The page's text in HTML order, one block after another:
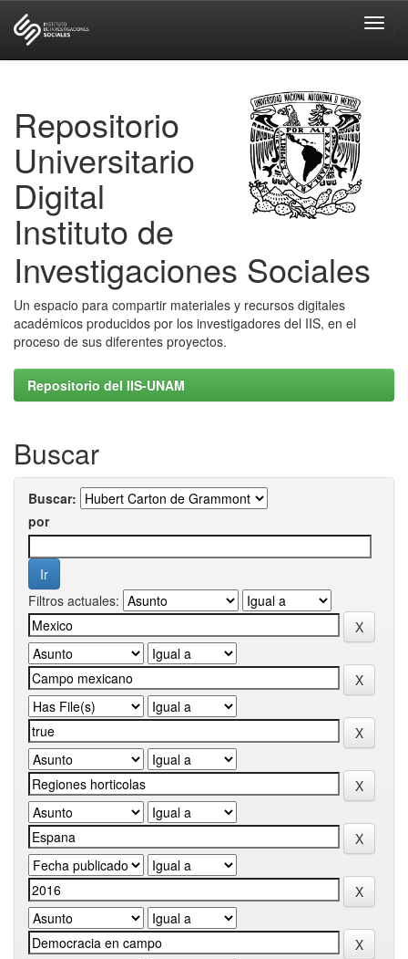
Repositorio
Universitario
Digital
Instituto de
Investigaciones Sociales
Un espacio para compartir materiales y recursos digitales
académicos producidos por los investigadores del IIS, en el
proceso de sus diferentes proyectos.
Repositorio del IIS-UNAM
Buscar
Buscar:
por
Filtros actuales: